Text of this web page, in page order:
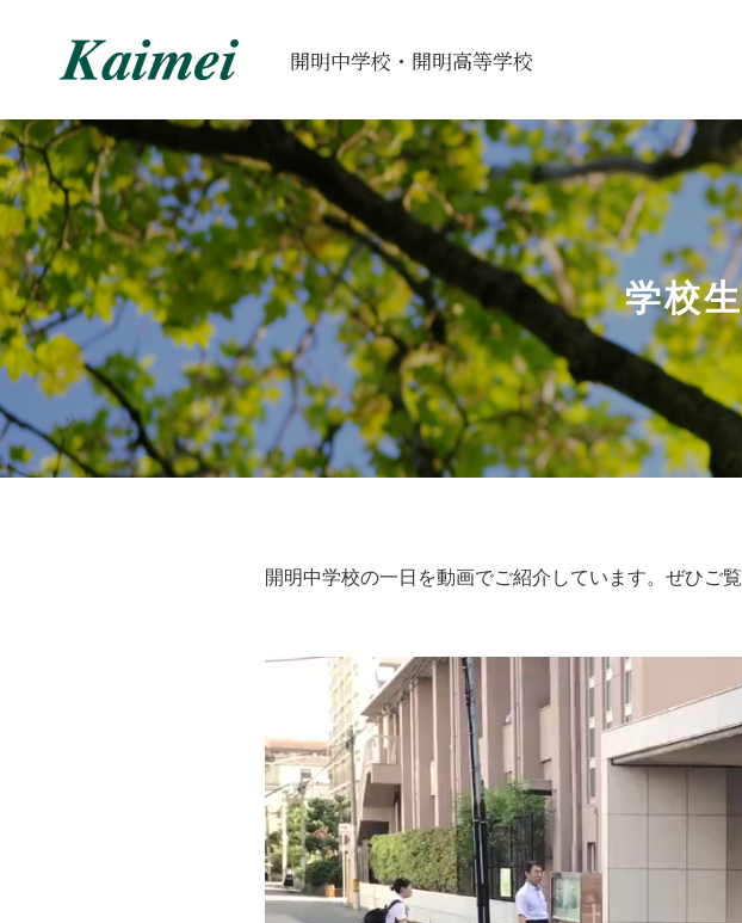
開明中学校・開明高等学校
学校
開明中学校の一日を動画でご紹介しています。ぜひご覧